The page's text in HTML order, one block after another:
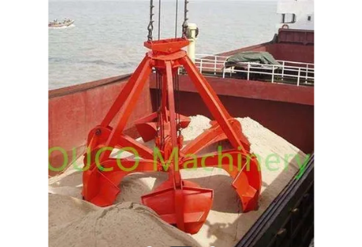
CONTACT
SITEMAP
ΠΟΛΙΤΙΚΉ
ΑΠΟΡΡΉΤΟΥ